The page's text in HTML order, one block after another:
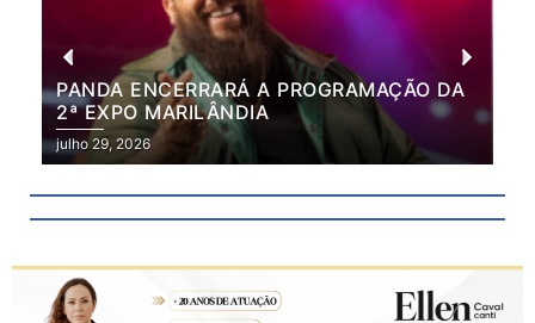
PANDA ENCERRARÁ A PROGRAMAÇÃO DA
2ª EXPO MARILÂNDIA
julho 29, 2026